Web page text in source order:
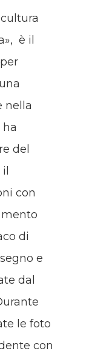
è il
nella
del
con
di
e
dal
le foto
con